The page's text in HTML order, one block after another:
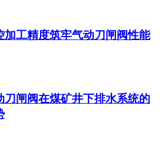
加工精度筑牢气动刀闸阀性能
刀闸阀在煤矿井下排水系统的